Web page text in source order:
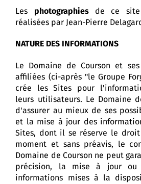
Les photographiesde ce site
réalisées par Jean-Pierre
NATURE DES INFORMATIONS
Le Domaine de Courson et
affiliées (ci-après "le Groupe
crée les Sites pour
leurs utilisateurs. Le Domaine
d'assurer au mieux de ses
et la mise à jour des
Sites, dont il se réserve le
moment et sans préavis, le
Domaine de Courson ne peut
précision, la mise à jour ou
informations mises à la